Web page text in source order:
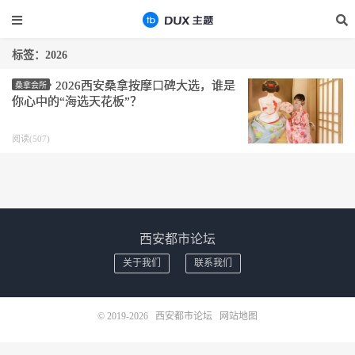
标签：2026
桑拿会所
2026西安桑拿按摩口碑大选，谁是
你心中的“海选天花板”？
阅读(507)
西安都市论坛
关于我们 联系我们
© 2019-2026 西安都市论坛 网站地图